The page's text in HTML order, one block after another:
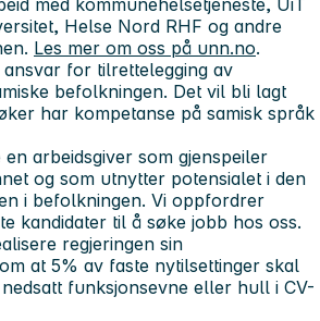
Helse Nord RHF og andre
Les mer om oss på unn.no.
for tilrettelegging av
befolkningen. Det vil bli lagt
har kompetanse på samisk språk
arbeidsgiver som gjenspeiler
og som utnytter potensialet i den
i befolkningen. Vi oppfordrer
kandidater til å søke jobb hos oss.
regjeringen sin
at 5% av faste nytilsettinger skal
funksjonsevne eller hull i CV-